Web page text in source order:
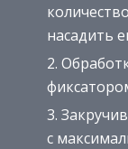
насадить
с